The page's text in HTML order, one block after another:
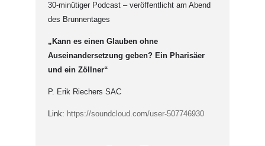
30-minütiger Podcast – veröffentlicht am Abend
des Brunnentages
„Kann es einen Glauben ohne
Auseinandersetzung geben? Ein Pharisäer
und ein Zöllner“
P. Erik Riechers SAC
Link: https://soundcloud.com/user-507746930